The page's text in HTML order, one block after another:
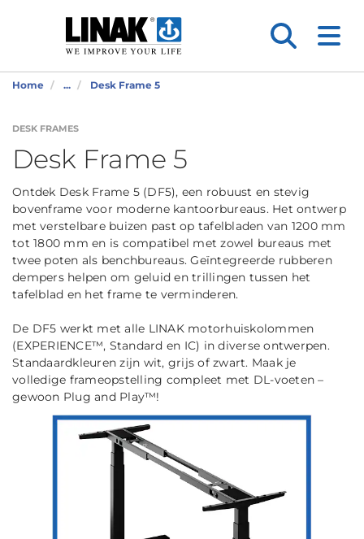
Home ... Desk Frame 5
DESK FRAMES
Desk Frame 5
Ontdek Desk Frame 5 (DF5), een robuust en stevig
bovenframe voor moderne kantoorbureaus. Het ontwerp
met verstelbare buizen past op tafelbladen van 1200 mm
tot 1800 mm en is compatibel met zowel bureaus met
twee poten als benchbureaus. Geïntegreerde rubberen
dempers helpen om geluid en trillingen tussen het
tafelblad en het frame te verminderen.
De DF5 werkt met alle LINAK motorhuiskolommen
(EXPERIENCE™, Standard en IC) in diverse ontwerpen.
Standaardkleuren zijn wit, grijs of zwart. Maak je
volledige frameopstelling compleet met DL-voeten –
gewoon Plug and Play™!